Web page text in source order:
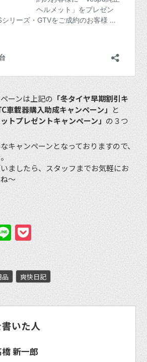
ーンは上記の 「冬タイヤ早期割引キ
車載器購入助成キャンペーン」 と
トプレゼントキャンペーン」 の３つ
キャンペーンとなっておりますので、
ましたら、スタッフまでお気軽にお
〜
Line
品 爽快日記
いた人
橋 新一郎